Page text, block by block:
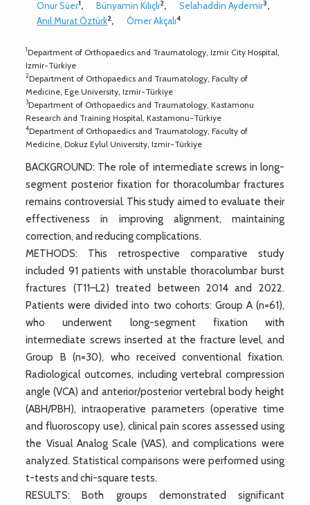
Onur Süer1, Bünyamin Kılıçlı2, Selahaddin Aydemir3,
Anıl Murat Öztürk2, Ömer Akçalı4
1Department of Orthopaedics and Traumatology, Izmir City Hospital,
Izmir-Türkiye
2Department of Orthopaedics and Traumatology, Faculty of
Medicine, Ege University, Izmir-Türkiye
3Department of Orthopaedics and Traumatology, Kastamonu
Research and Training Hospital, Kastamonu-Türkiye
4Department of Orthopaedics and Traumatology, Faculty of
Medicine, Dokuz Eylul University, Izmir-Türkiye
BACKGROUND: The role of intermediate screws in long-
segment posterior fixation for thoracolumbar fractures
remains controversial. This study aimed to evaluate their
effectiveness in improving alignment, maintaining
correction, and reducing complications.
METHODS: This retrospective comparative study
included 91 patients with unstable thoracolumbar burst
fractures (T11–L2) treated between 2014 and 2022.
Patients were divided into two cohorts: Group A (n=61),
who underwent long-segment fixation with
intermediate screws inserted at the fracture level, and
Group B (n=30), who received conventional fixation.
Radiological outcomes, including vertebral compression
angle (VCA) and anterior/posterior vertebral body height
(ABH/PBH), intraoperative parameters (operative time
and fluoroscopy use), clinical pain scores assessed using
the Visual Analog Scale (VAS), and complications were
analyzed. Statistical comparisons were performed using
t-tests and chi-square tests.
RESULTS: Both groups demonstrated significant